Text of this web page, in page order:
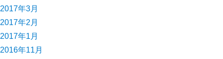
2017年3月
2017年2月
2017年1月
2016年11月